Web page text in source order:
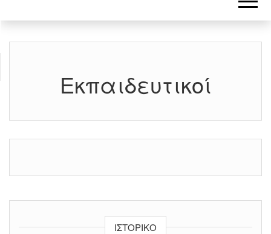
Εκπαιδευτικοί
ΙΣΤΟΡΙΚΌ